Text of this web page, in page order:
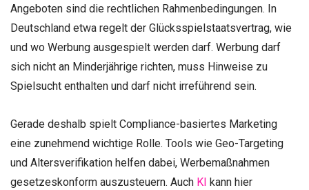
Angeboten sind die rechtlichen Rahmenbedingungen. In
Deutschland etwa regelt der Glücksspielstaatsvertrag, wie
und wo Werbung ausgespielt werden darf. Werbung darf
sich nicht an Minderjährige richten, muss Hinweise zu
Spielsucht enthalten und darf nicht irreführend sein.
Gerade deshalb spielt Compliance-basiertes Marketing
eine zunehmend wichtige Rolle. Tools wie Geo-Targeting
und Altersverifikation helfen dabei, Werbemaßnahmen
gesetzeskonform auszusteuern. Auch KI kann hier